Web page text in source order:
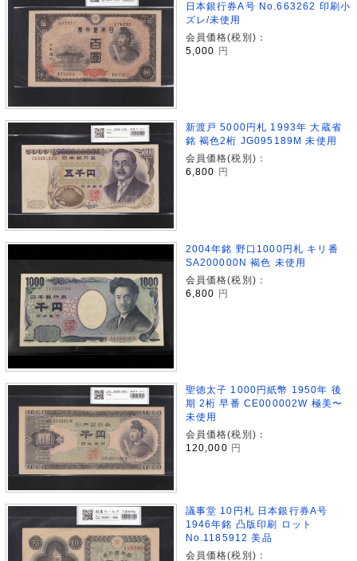
日本銀行券A号 No.663262 印刷小
ズレ/未使用
会員価格(税別)：
5,000 円
新渡戸 5000円札 1993年 大蔵省
銘 褐色2桁 JG095189M 未使用
会員価格(税別)：
6,800 円
2004年銘 野口1000円札 キリ番
SA200000N 褐色 未使用
会員価格(税別)：
6,800 円
聖徳太子 1000円紙幣 1950年 後
期 2桁 早番 CE000002W 極美〜
未使用
会員価格(税別)：
120,000 円
議事堂 10円札 日本銀行券A号
1946年銘 凸版印刷 ロット
No.1185912 美品
会員価格(税別)：